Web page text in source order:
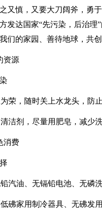
又慎，又要大刀阔斧，勇
发达国家“先污染，后治
们的家园、善待地球，共
资源
荣，随时关上水龙头，防止
洁剂，尽量用肥皂，减少
消费
汽油、无镉铅电池、无磷
砩家用制冷器具、无砩发